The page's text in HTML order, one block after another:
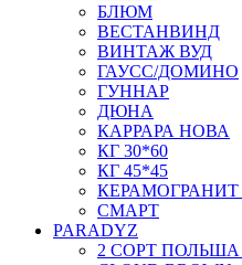
БЛЮМ
ВЕСТАНВИНД
ВИНТАЖ ВУД
ГАУСС/ДОМИНО
ГУННАР
ДЮНА
КАРРАРА НОВА
КГ 30*60
КГ 45*45
КЕРАМОГРАНИТ
СМАРТ
PARADYZ
2 СОРТ